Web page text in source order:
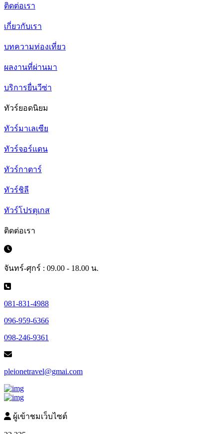
ติดต่อเรา
เกี่ยวกับเรา
บทความท่องเที่ยว
ผลงานที่ผ่านมา
บริการยื่นวีซ่า
ทัวร์ยอดนิยม
ทัวร์มาเลเซีย
ทัวร์จอร์แดน
ทัวร์กาตาร์
ทัวร์ชิลี
ทัวร์โปรตุเกส
ติดต่อเรา
จันทร์-ศุกร์ : 09.00 - 18.00 น.
081-831-4988
096-959-6366
098-246-9361
pleionetravel@gmai.com
ผู้เข้าชมเว็บไซต์